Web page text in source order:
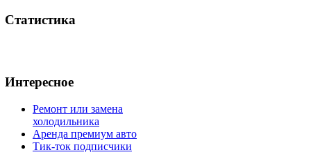
Статистика
Интересное
Ремонт или замена
холодильника
Аренда премиум авто
Тик-ток подписчики